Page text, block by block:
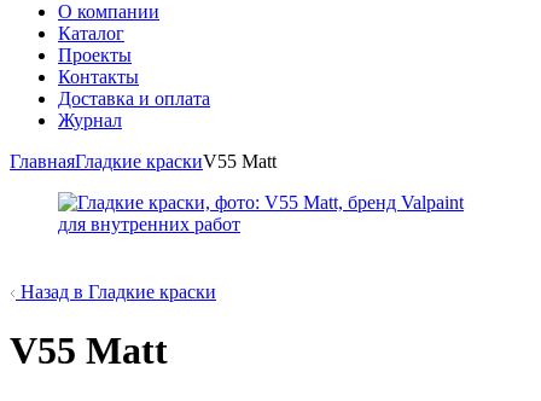
О компании
Каталог
Проекты
Контакты
Доставка и оплата
Журнал
ГлавнаяГладкие краскиV55 Matt
Назад в Гладкие краски
V55 Matt